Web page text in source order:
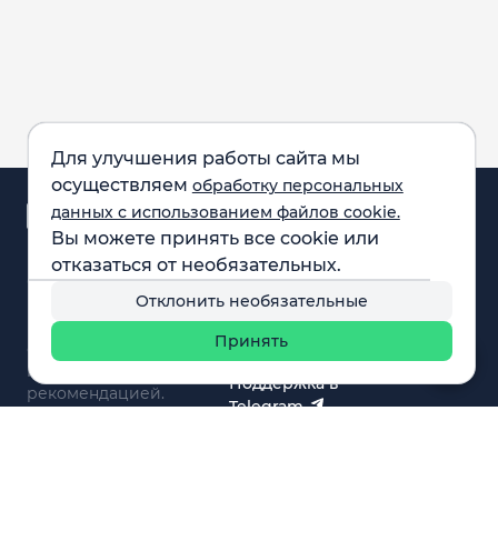
Для улучшения работы сайта мы
осуществляем обработку персональных
данных с использованием файлов cookie.
Вы можете принять все cookie или
отказаться от необязательных.
Отклонить необязательные
Принять
Обращаем внимание:
все материалы,
представленные на
сайте, не являются
инвестиционной
рекомендацией.
Аналитика и
новости
Карта рынка
Компании
F.A.Q.
Обучение
Вебинары
О нас
Поддержка в
Telegram